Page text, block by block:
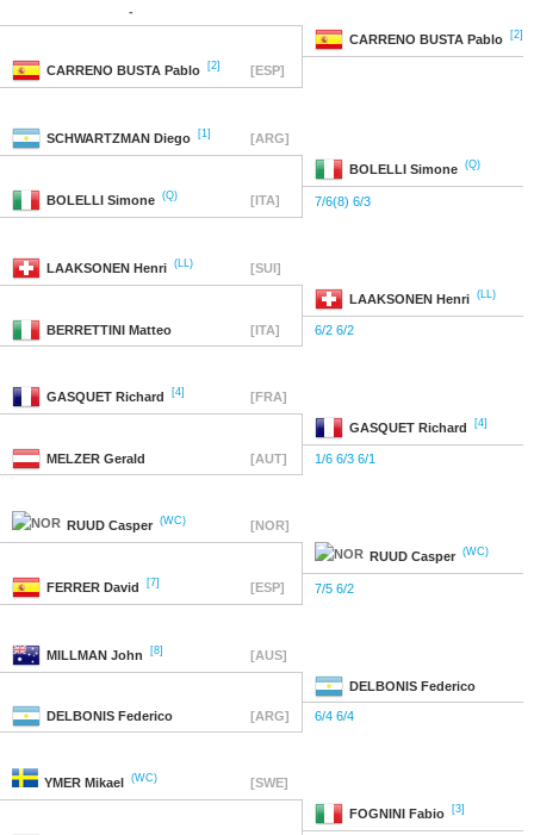
-
CARRENO BUSTA Pablo [2]
CARRENO BUSTA Pablo [2] [ESP]
SCHWARTZMAN Diego [1] [ARG]
BOLELLI Simone (Q)
BOLELLI Simone (Q) [ITA] 7/6(8) 6/3
LAAKSONEN Henri (LL) [SUI]
LAAKSONEN Henri (LL)
BERRETTINI Matteo [ITA] 6/2 6/2
GASQUET Richard [4] [FRA]
GASQUET Richard [4]
MELZER Gerald [AUT] 1/6 6/3 6/1
RUUD Casper (WC) [NOR]
RUUD Casper (WC)
FERRER David [7] [ESP] 7/5 6/2
MILLMAN John [8] [AUS]
DELBONIS Federico
DELBONIS Federico [ARG] 6/4 6/4
YMER Mikael (WC) [SWE]
FOGNINI Fabio [3]